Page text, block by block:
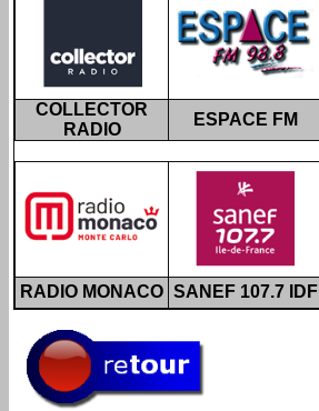
COLLECTOR
RADIO
ESPACE FM
RADIO MONACO SANEF 107.7 IDF